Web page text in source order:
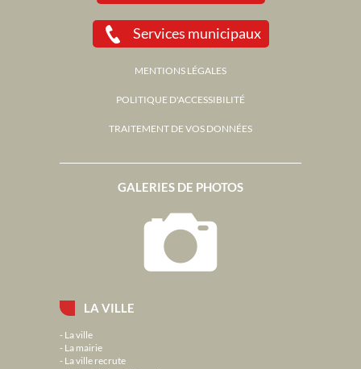
LA VILLE
La ville
La mairie
La ville recrute
GALERIES DE PHOTOS
Services municipaux
MENTIONS LÉGALES
POLITIQUE D'ACCESSIBILITÉ
TRAITEMENT DE VOS DONNÉES